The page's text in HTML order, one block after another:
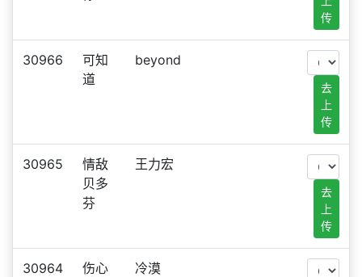
传
30966
可知
道
beyond
去
上
传
30965
情敌
贝多
芬
王力宏
去
上
传
30964
伤心
冷漠